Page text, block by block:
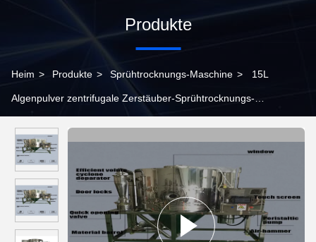
Produkte
Heim > Produkte > Sprühtrocknungs-Maschine > 15L
Algenpulver zentrifugale Zerstäuber-Sprühtrocknungs-